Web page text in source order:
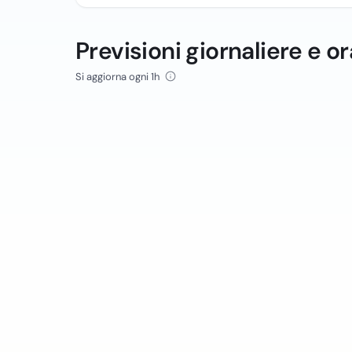
Previsioni giornaliere e
Si aggiorna ogni 1h